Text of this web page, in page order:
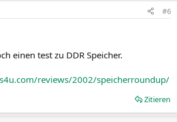
#6
einen test zu DDR Speicher.
reviews/2002/speicherroundup/
Zitieren